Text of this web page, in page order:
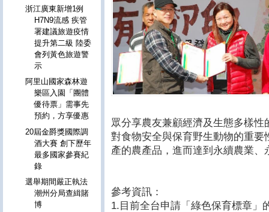
眾分享農友兼顧經濟及生態多樣
對食物安全與保育野生動物的重
產的農產品，進而達到永續農業、
參考資訊：
1.目前全台申請「綠色保育標章」
浙江廣東新增1例
H7N9流感 疾管
署建議旅遊疫情
提升第二級 陸委
會列黃色旅遊警
示
阿里山國家森林遊
樂區入園「團體
優待票」需事先
預約，方享優惠
20屆金爵獎國際調
酒大賽 創下歷年
最多國家參賽紀
錄
選舉期間嚴正執法
潮州分局查緝賭
博